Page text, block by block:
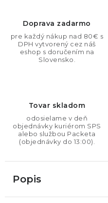
Doprava zadarmo
pre každý nákup nad 80€ s
DPH vytvorený cez náš
eshop s doručením na
Slovensko.
Tovar skladom
odosielame v deň
objednávky kuriérom SPS
alebo službou Packeta
(objednávky do 13:00).
Popis